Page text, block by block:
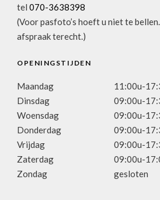
tel 070-3638398
(Voor pasfoto’s hoeft u niet te
afspraak terecht.)
OPENINGSTIJDEN
Maandag
11:00u-
Dinsdag
09:00u-
Woensdag
09:00u-
Donderdag
09:00u-
Vrijdag
09:00u-
Zaterdag
09:00u-
Zondag
gesloten